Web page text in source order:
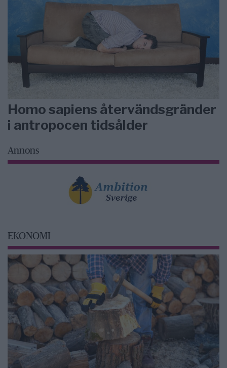
Homo sapiens återvändsgränder
i antropocen tidsålder
Annons
EKONOMI